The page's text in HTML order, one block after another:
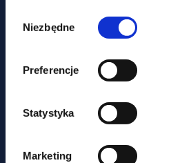
zgody
Niezbędne
Preferencje
Statystyka
Marketing